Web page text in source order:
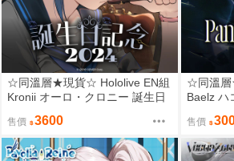
☆同溫層★現貨☆ Hololive EN組
Kronii オーロ・クロニー 誕生日
售價 3600
☆同溫層
Baelz ハ
念 限定
售價